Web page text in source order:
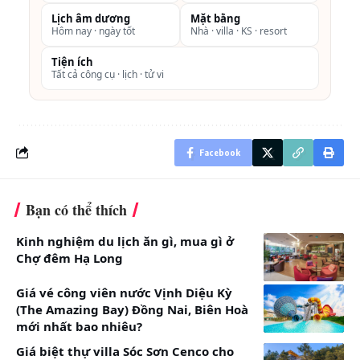
giường phụ: 960,000 VNĐ mỗi đêm; đón tiễn sân bay
bằng tàu và xe chung: 1,224,000 VNĐ mỗi bé;
Ghi chú:
Điều khoản và điều kiện: Áp dụng cho Lễ và cuối tuần
– Yêu cầu ở tối thiểu 2 đêm: 01.09 – 04.09 và cuối tuần
Ưu đãi đặt phòng sớm
– Thanh toán ngay không hoàn hủy khi đặt phòng. Có
phiếu đặt phòng và yêu cầu báo trước 7 ngày trước
khi đến.
Đặt phòng sớm thêm nhiều trải nghiệm:
– Một bữa trưa set menu 2 món tại nhà hàng Dining
by the Pool.
Ở ít nhất 3 đêm bao gồm:
Lịch âm dương
Hôm nay · ngày tốt
Mặt bằng
Nhà · villa · KS · resort
Tiện ích
Tất cả công cụ · lịch · tử vi
Facebook
Bạn có thể thích
Kinh nghiệm du lịch ăn gì, mua gì ở
Chợ đêm Hạ Long
Giá vé công viên nước Vịnh Diệu Kỳ
(The Amazing Bay) Đồng Nai, Biên Hoà
mới nhất bao nhiêu?
Giá biệt thự villa Sóc Sơn Cenco cho